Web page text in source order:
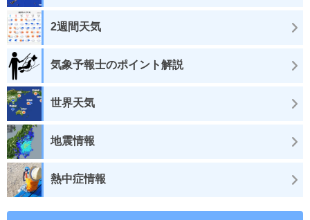
2週間天気
気象予報士のポイント解説
世界天気
地震情報
熱中症情報